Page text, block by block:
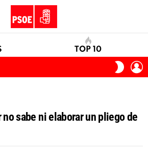
TOP 10
SKIN
sabe ni elaborar un pliego de